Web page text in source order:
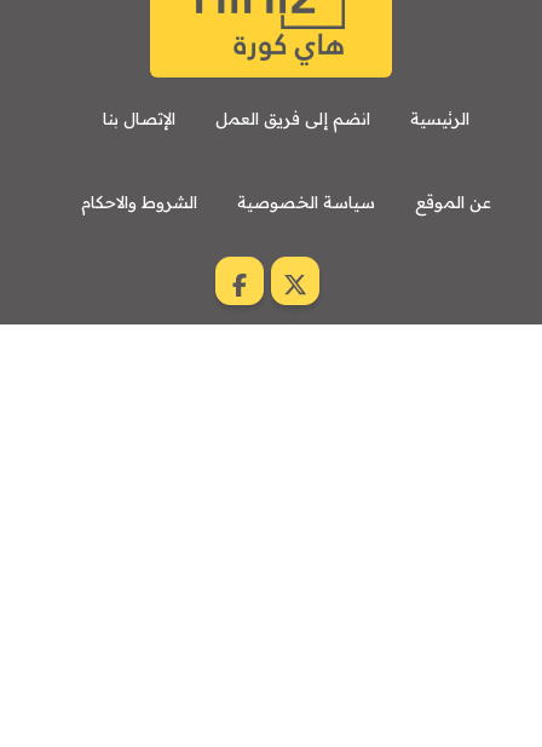
الرئيسية انضم إلى فريق العمل الإتصال بنا
عن الموقع سياسة الخصوصية الشروط والاحكام